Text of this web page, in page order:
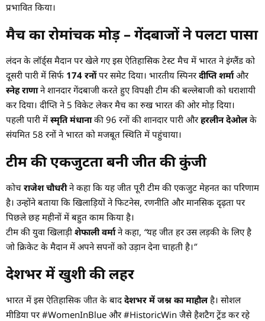
प्रभावित किया।
मैच का रोमांचक मोड़ – गेंदबाजों ने पलटा पासा
लंदन के लॉर्ड्स मैदान पर खेले गए इस ऐतिहासिक टेस्ट मैच में भारत ने इंग्लैंड को
दूसरी पारी में सिर्फ 174 रनोंपर समेट दिया। भारतीय स्पिनरदीप्ति शर्माऔर
स्नेह राणाने शानदार गेंदबाजी करते हुए विपक्षी टीम की बल्लेबाजी को धराशायी
कर दिया। दीप्ति ने 5 विकेट लेकर मैच का रुख भारत की ओर मोड़ दिया।
पहली पारी मेंस्मृति मंधानाकी 96 रनों की शानदार पारी औरहरलीन देओलके
संयमित 58 रनों ने भारत को मजबूत स्थिति में पहुंचाया।
टीम की एकजुटता बनी जीत की कुंजी
कोच राजेश चौधरीने कहा कि यह जीत पूरी टीम की एकजुट मेहनत का परिणाम
है। उन्होंने बताया कि खिलाड़ियों ने फिटनेस, रणनीति और मानसिक दृढ़ता पर
पिछले छह महीनों में बहुत काम किया है।
टीम की युवा खिलाड़ी शेफाली वर्माने कहा, “यह जीत हर उस लड़की के लिए है
जो क्रिकेट के मैदान में अपने सपनों को उड़ान देना चाहती है।”
देशभर में खुशी की लहर
भारत में इस ऐतिहासिक जीत के बाद देशभर में जश्न का माहौलहै। सोशल
मीडिया पर #WomenInBlue और #HistoricWin जैसे हैशटैग ट्रेंड कर रहे